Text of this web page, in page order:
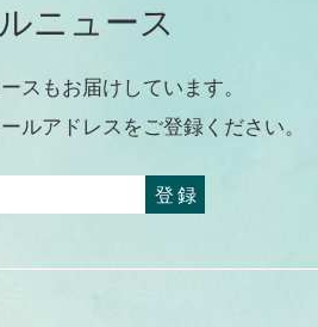
ニュース
スもお届けしています。
ルアドレスをご登録ください。